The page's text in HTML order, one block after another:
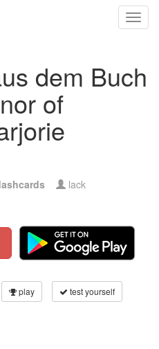
dem Buch
of
lack
play test yourself